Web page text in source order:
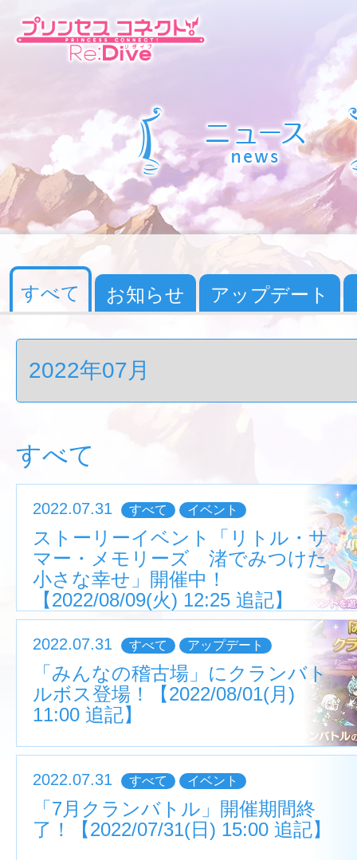
すべて お知らせ アップデート
すべて
2022.07.31 すべて イベント
ストーリーイベント「リトル・サ
マー・メモリーズ 渚でみつけた
小さな幸せ」開催中！
【2022/08/09(火) 12:25 追記】
2022.07.31 すべて アップデート
「みんなの稽古場」にクランバト
ルボス登場！【2022/08/01(月)
11:00 追記】
2022.07.31 すべて イベント
「7月クランバトル」開催期間終
了！【2022/07/31(日) 15:00 追記】